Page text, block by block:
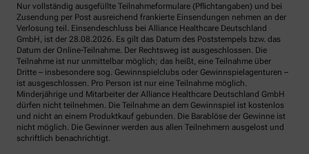
Nur vollständig ausgefüllte Teilnahmeformulare (Pflichtangaben) und bei
Zusendung per Post ausreichend frankierte Einsendungen nehmen an der
Verlosung teil. Einsendeschluss bei Alliance Healthcare Deutschland
GmbH, ist der 28.08.2026. Es gilt das Datum des Poststempels bzw. das
Datum der Online-Teilnahme. Der Rechtsweg ist ausgeschlossen. Die
Teilnahme ist nur unmittelbar möglich; das heißt, eine Teilnahme über
Dritte – insbesondere sog. Gewinnspielclubs oder Gewinnspielagenturen –
ist ausgeschlossen. Pro Person ist nur eine Teilnahme möglich.
Minderjährige und Mitarbeiter der Alliance Healthcare Deutschland GmbH
dürfen nicht teilnehmen. Die Teilnahme an dem Gewinnspiel ist kostenlos
und nicht an einem Produktkauf gebunden. Die Barablöse der Gewinne ist
nicht möglich. Die Gewinner werden aus allen Teilnehmern ausgelost und
schriftlich benachrichtigt.